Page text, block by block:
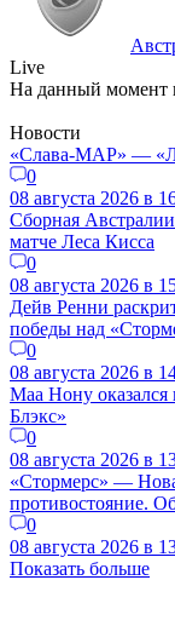
Live
На данный момент
Новости
«Слава-МАР» —
0
08 августа 2026 в
Сборная
матче Леса Кисса
0
08 августа 2026 в
Дейв Ренни
победы над
0
08 августа 2026 в
Маа Нону оказался
Блэкс»
0
08 августа 2026 в
«Стормерс» —
противостояние.
0
08 августа 2026 в
Показать больше